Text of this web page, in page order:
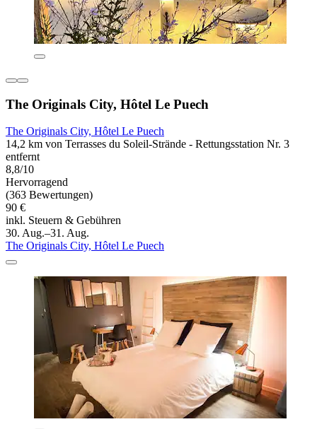
The Originals City, Hôtel Le Puech
The Originals City, Hôtel Le Puech
14,2 km von Terrasses du Soleil-Strände - Rettungsstation Nr. 3
entfernt
8,8/10
Hervorragend
(363 Bewertungen)
90 €
inkl. Steuern & Gebühren
30. Aug.–31. Aug.
The Originals City, Hôtel Le Puech